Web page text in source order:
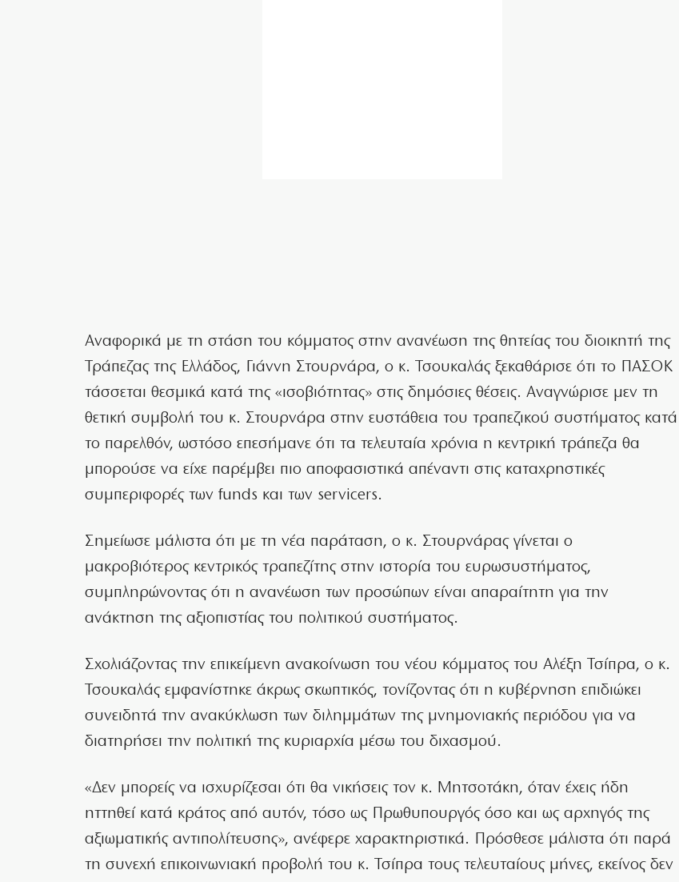
Αναφορικά με τη στάση του κόμματος στην ανανέωση της θητείας του διοικητή της
Τράπεζας της Ελλάδος, Γιάννη Στουρνάρα, ο κ. Τσουκαλάς ξεκαθάρισε ότι το ΠΑΣΟΚ
τάσσεται θεσμικά κατά της «ισοβιότητας» στις δημόσιες θέσεις. Αναγνώρισε μεν τη
θετική συμβολή του κ. Στουρνάρα στην ευστάθεια του τραπεζικού συστήματος κατά
το παρελθόν, ωστόσο επεσήμανε ότι τα τελευταία χρόνια η κεντρική τράπεζα θα
μπορούσε να είχε παρέμβει πιο αποφασιστικά απέναντι στις καταχρηστικές
συμπεριφορές των funds και των servicers.
Σημείωσε μάλιστα ότι με τη νέα παράταση, ο κ. Στουρνάρας γίνεται ο
μακροβιότερος κεντρικός τραπεζίτης στην ιστορία του ευρωσυστήματος,
συμπληρώνοντας ότι η ανανέωση των προσώπων είναι απαραίτητη για την
ανάκτηση της αξιοπιστίας του πολιτικού συστήματος.
Σχολιάζοντας την επικείμενη ανακοίνωση του νέου κόμματος του Αλέξη Τσίπρα, ο κ.
Τσουκαλάς εμφανίστηκε άκρως σκωπτικός, τονίζοντας ότι η κυβέρνηση επιδιώκει
συνειδητά την ανακύκλωση των διλημμάτων της μνημονιακής περιόδου για να
διατηρήσει την πολιτική της κυριαρχία μέσω του διχασμού.
«Δεν μπορείς να ισχυρίζεσαι ότι θα νικήσεις τον κ. Μητσοτάκη, όταν έχεις ήδη
ηττηθεί κατά κράτος από αυτόν, τόσο ως Πρωθυπουργός όσο και ως αρχηγός της
αξιωματικής αντιπολίτευσης», ανέφερε χαρακτηριστικά. Πρόσθεσε μάλιστα ότι παρά
τη συνεχή επικοινωνιακή προβολή του κ. Τσίπρα τους τελευταίους μήνες, εκείνος δεν